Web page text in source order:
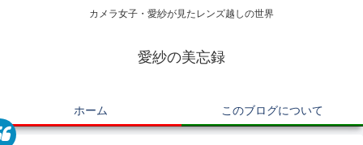
カメラ女子・愛紗が見たレンズ越しの世界
愛紗の美忘録
ホーム このブログについて